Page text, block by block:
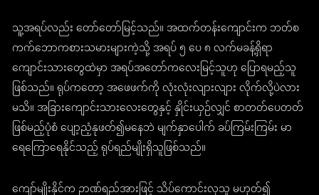
သူ့အရပ်လည်း တော်တော်မြင့်သည်။ အထက်တန်းကျောင်းက ဘတ်စ
ကက်ဘောကစားသမားများကဲ့သို့ အရပ် ၅ ပေ ၈ လက်မခန့်ရှိရာ
ကျောင်းသားတွေထဲမှာ အရပ်အတော်ကလေးမြင့်သူဟု ပြောရမည့်သူ
ဖြစ်သည်။ ရုပ်ကတော့ အဖေဖက်ကို လုံးလုံးလျားလျား လိုက်လို့ပဲလား
မသိ။ အခြားကျောင်းသားလေးတွေနှင့် နှိုင်းယှဉ်လျှင် စာတတ်ပေတတ်
ဖြစ်မည့်ပုံစံ ပျော့ညံ့နုဖတ်၍မနေဘဲ မျက်နှာပေါက် ခပ်ကြမ်းကြမ်း မာ
ရေကြောရေနိုင်သည့် ရုပ်ရည်မျိုးရှိသူဖြစ်သည်။
ကျော်မျိုးနိုင်က ဉာဏ်ရည်အားဖြင့် သိပ်ကောင်းလှသူ မဟုတ်၍